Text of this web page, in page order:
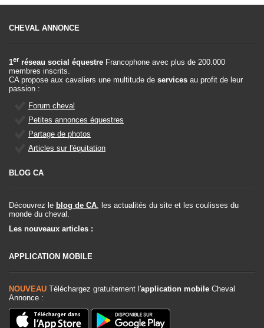
CHEVAL ANNONCE
1er réseau social équestre Francophone avec plus de 200.000
membres inscrits.
CA propose aux cavaliers une multitude de services au profit de leur
passion :
Forum cheval
Petites annonces équestres
Partage de photos
Articles sur l'équitation
BLOG CA
Découvrez le blog de CA, les actualités du site et les coulisses du
monde du cheval.
Les nouveaux articles :
APPLICATION MOBILE
NOUVEAU Téléchargez gratuitement l'application mobile Cheval
Annonce :